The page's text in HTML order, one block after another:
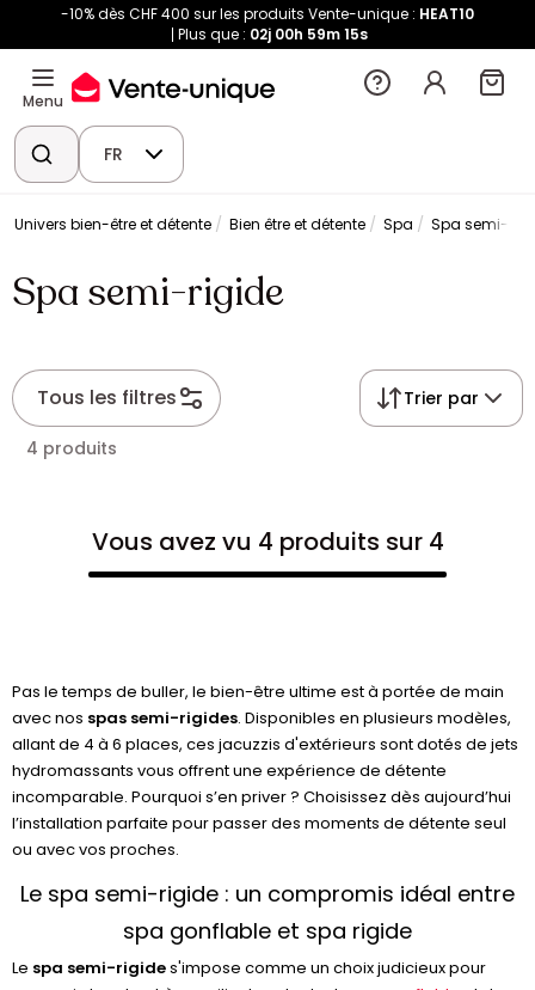
-10% dès CHF 400 sur les produits Vente-unique : HEAT10
Plus que : 02j 00h 59m 14s
Menu
FR
Univers bien-être et détente Bien être et détente Spa Spa semi-
Spa semi-rigide
Tous les filtres Trier par
4 produits
Vous avez vu 4 produits sur 4
Pas le temps de buller, le bien-être ultime est à portée de main
avec nos spas semi-rigides. Disponibles en plusieurs modèles,
allant de 4 à 6 places, ces jacuzzis d'extérieurs sont dotés de jets
hydromassants vous offrent une expérience de détente
incomparable. Pourquoi s’en priver ? Choisissez dès aujourd’hui
l’installation parfaite pour passer des moments de détente seul
ou avec vos proches.
Le spa semi-rigide : un compromis idéal entre
spa gonflable et spa rigide
Le spa semi-rigides'impose comme un choix judicieux pour